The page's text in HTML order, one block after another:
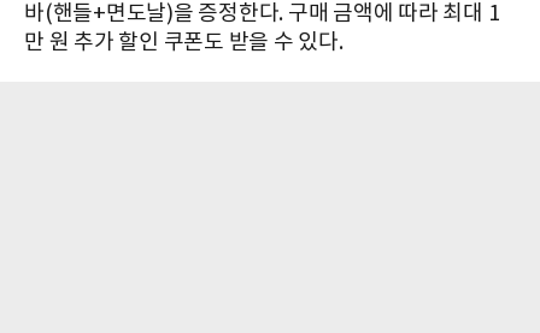
바(핸들+면도날)을 증정한다. 구매 금액에 따라 최대 1
만 원 추가 할인 쿠폰도 받을 수 있다.